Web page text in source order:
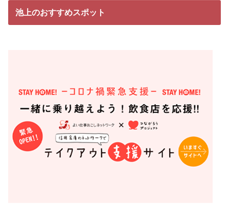
池上のおすすめスポット